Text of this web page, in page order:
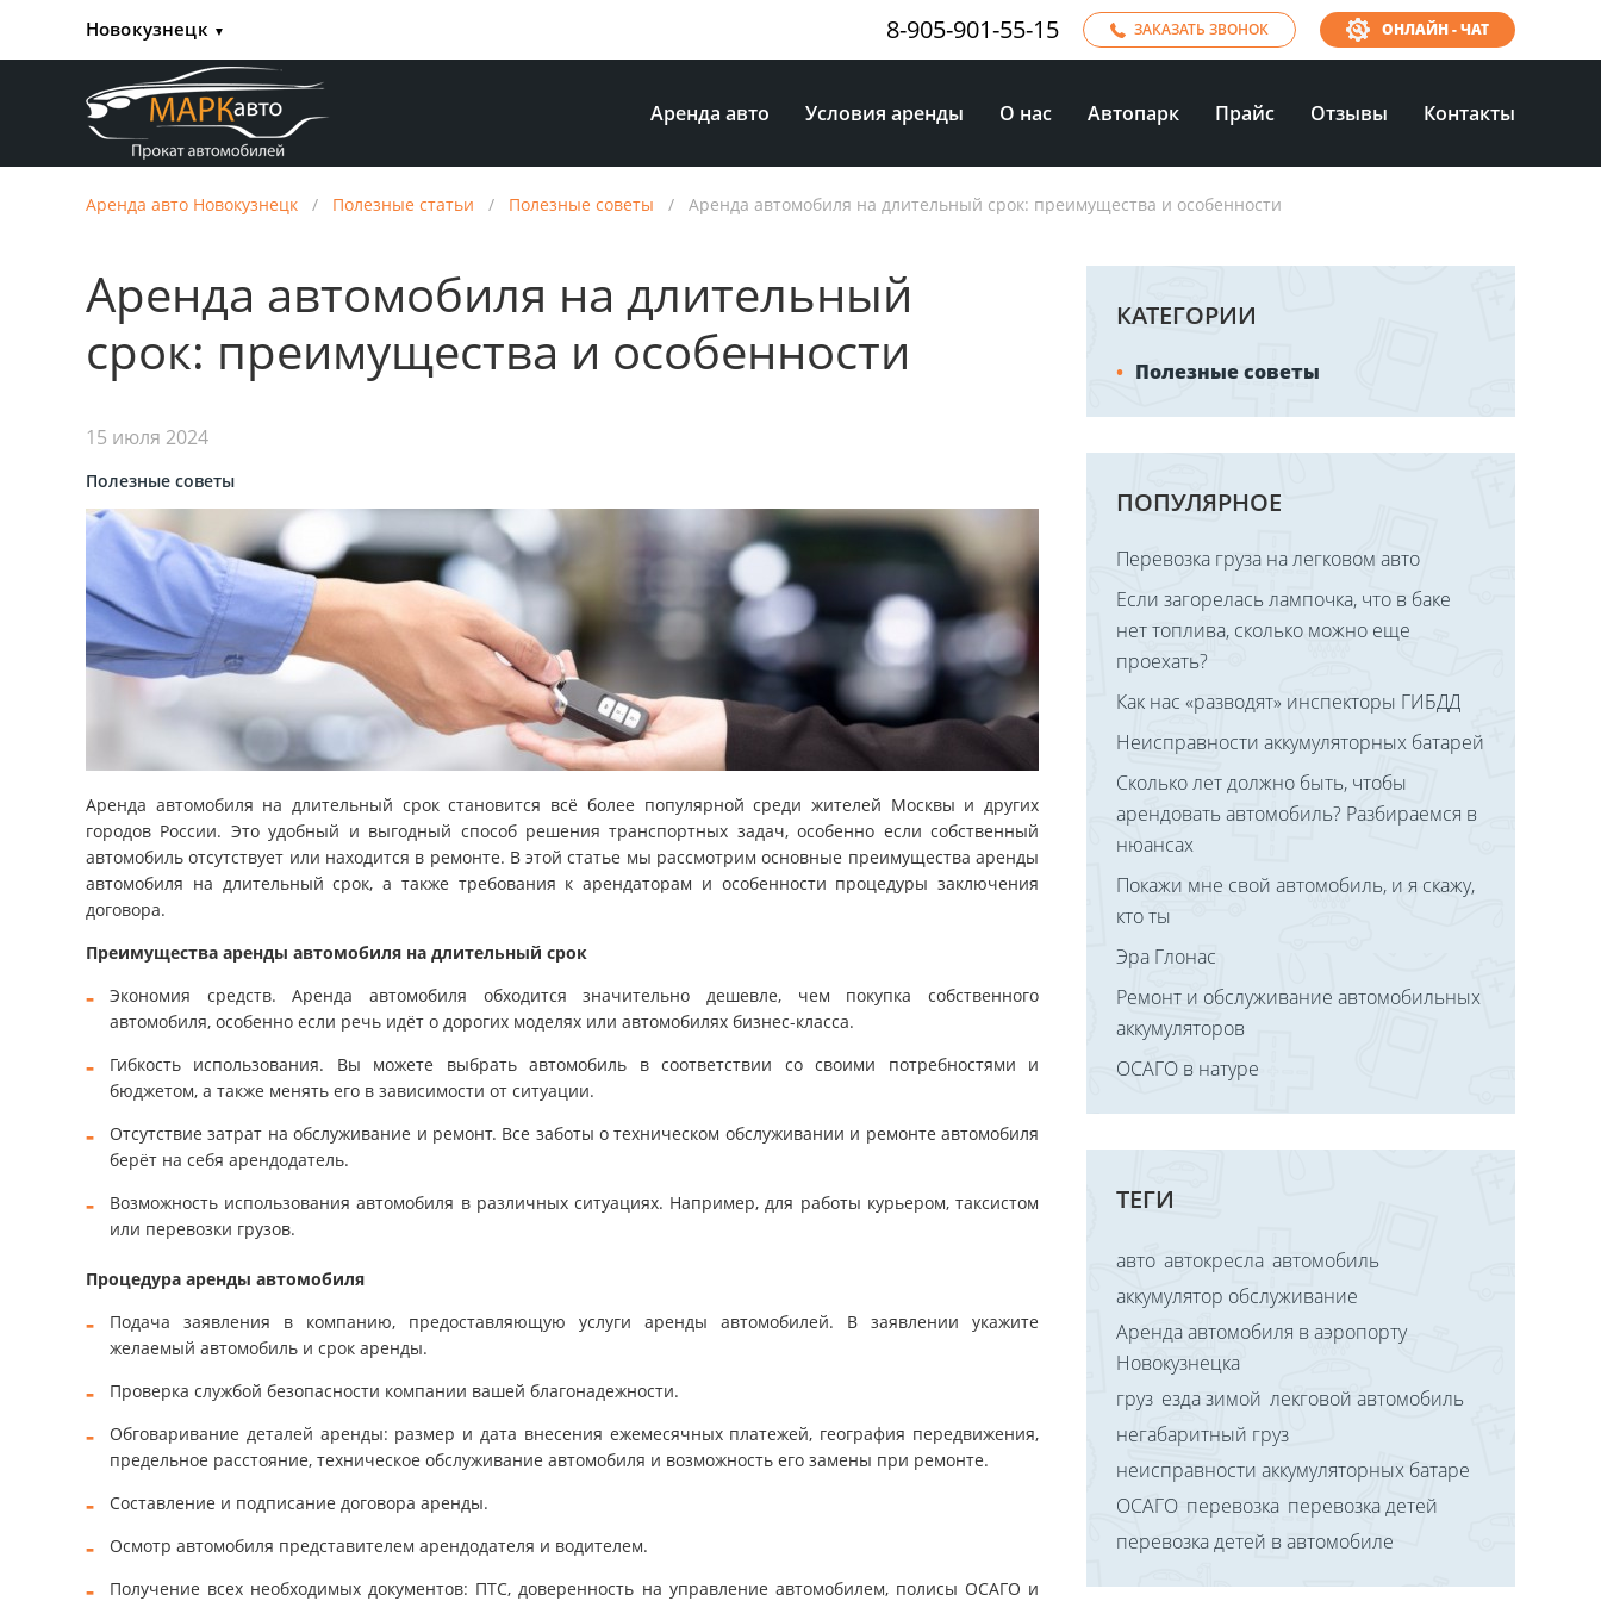
Новокузнецк ▼ 8-905-901-55-15 ЗАКАЗАТЬ ЗВОНОК ОНЛАЙН - ЧАТ
Аренда авто Условия аренды О нас Автопарк Прайс Отзывы Контакты
Аренда авто Новокузнецк / Полезные статьи / Полезные советы / Аренда автомобиля на длительный срок: преимущества и особенности
КАТЕГОРИИ
Полезные советы
ПОПУЛЯРНОЕ
Перевозка груза на легковом авто
Если загорелась лампочка, что в баке
нет топлива, сколько можно еще
проехать?
Как нас «разводят» инспекторы ГИБДД
Неисправности аккумуляторных батарей
Сколько лет должно быть, чтобы
арендовать автомобиль? Разбираемся в
нюансах
Покажи мне свой автомобиль, и я скажу,
кто ты
Эра Глонас
Ремонт и обслуживание автомобильных
аккумуляторов
ОСАГО в натуре
ТЕГИ
авто автокресла автомобиль
аккумулятор обслуживание
Аренда автомобиля в аэропорту
Новокузнецка
груз езда зимой лекговой автомобиль
негабаритный груз
неисправности аккумуляторных батаре
ОСАГО перевозка перевозка детей
перевозка детей в автомобиле
Аренда автомобиля на длительный
срок: преимущества и особенности
15 июля 2024
Полезные советы
Аренда автомобиля на длительный срок становится всё более популярной среди жителей Москвы и других
городов России. Это удобный и выгодный способ решения транспортных задач, особенно если собственный
автомобиль отсутствует или находится в ремонте. В этой статье мы рассмотрим основные преимущества аренды
автомобиля на длительный срок, а также требования к арендаторам и особенности процедуры заключения
договора.
Преимущества аренды автомобиля на длительный срок
Экономия средств. Аренда автомобиля обходится значительно дешевле, чем покупка собственного
автомобиля, особенно если речь идёт о дорогих моделях или автомобилях бизнес-класса.
Гибкость использования. Вы можете выбрать автомобиль в соответствии со своими потребностями и
бюджетом, а также менять его в зависимости от ситуации.
Отсутствие затрат на обслуживание и ремонт. Все заботы о техническом обслуживании и ремонте автомобиля
берёт на себя арендодатель.
Возможность использования автомобиля в различных ситуациях. Например, для работы курьером, таксистом
или перевозки грузов.
Процедура аренды автомобиля
Подача заявления в компанию, предоставляющую услуги аренды автомобилей. В заявлении укажите
желаемый автомобиль и срок аренды.
Проверка службой безопасности компании вашей благонадежности.
Обговаривание деталей аренды: размер и дата внесения ежемесячных платежей, география передвижения,
предельное расстояние, техническое обслуживание автомобиля и возможность его замены при ремонте.
Составление и подписание договора аренды.
Осмотр автомобиля представителем арендодателя и водителем.
Получение всех необходимых документов: ПТС, доверенность на управление автомобилем, полисы ОСАГО и